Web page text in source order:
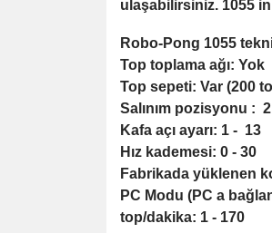
ulaşabilirsiniz. 1055
Robo-Pong 1055
Top toplama ağı: Yok
Top sepeti: Var (200
Salınım pozisyonu :
Kafa açı ayarı: 1 - 13
Hız kademesi: 0 - 30
Fabrikada yüklenen
PC Modu (PC a
top/dakika: 1 - 170